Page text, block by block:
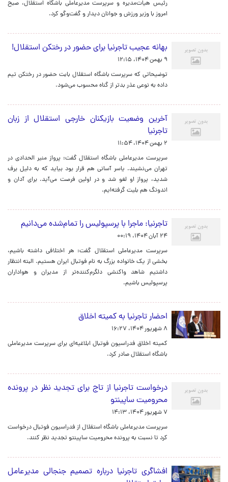
رئیس هیات‌مدیره و سرپرست مدیرعاملی باشگاه استقلال، صبح
امروز با وزیر ورزش و جوانان دیدار و گفت‌وگو کرد.
بهانه عجیب تاجرنیا برای حضور در رختکن استقلال!
۹ بهمن ۱۴۰۴، ۱۲:۱۵
توضیحاتی که سرپرست باشگاه استقلال بابت حضور در رختکن تیم
داده به نوعی عذر بدتر از گناه محسوب می‌شود.
آخرین وضعیت بازیکنان خارجی استقلال از زبان
تاجرنیا
۲ بهمن ۱۴۰۴، ۱۱:۵۴
سرپرست مدیرعاملی باشگاه استقلال گفت: پرواز منیر الحدادی در
تهران می‌نشیند. یاسر آسانی هم قرار بود بیاید که به دلیل برف
شدید، پرواز او لغو شد و در اولین فرصت می‌آید. برای آدان و
اندونگ هم بلیت گرفته‌ایم.
تاجرنیا: ماجرا با پرسپولیس را تمام‌شده می‌دانیم
۲۴ آبان ۱۴۰۴، ۰۰:۱۹
سرپرست مدیرعاملی استقلال گفت: هر اختلافی داشته باشیم،
بخشی از یک خانواده بزرگ به نام فوتبال ایران هستیم. البته انتظار
داشتیم شاهد واکنشی دلگرم‌کننده‌تر از مدیران و هواداران
پرسپولیس باشیم.
احضار تاجرنیا به کمیته اخلاق
۸ شهریور ۱۴۰۴، ۱۶:۲۷
کمیته اخلاق فدراسیون فوتبال ابلاغیه‌ای برای سرپرست مدیرعاملی
باشگاه استقلال صادر کرد.
درخواست تاجرنیا از تاج برای تجدید نظر در پرونده
محرومیت ساپینتو
۷ شهریور ۱۴۰۴، ۱۴:۱۳
سرپرست مدیرعاملی باشگاه استقلال از فدراسیون فوتبال درخواست
کرد تا نسبت به پرونده محرومیت ساپینتو تجدید نظر کنند.
افشاگری تاجرنیا درباره تصمیم جنجالی مدیرعامل